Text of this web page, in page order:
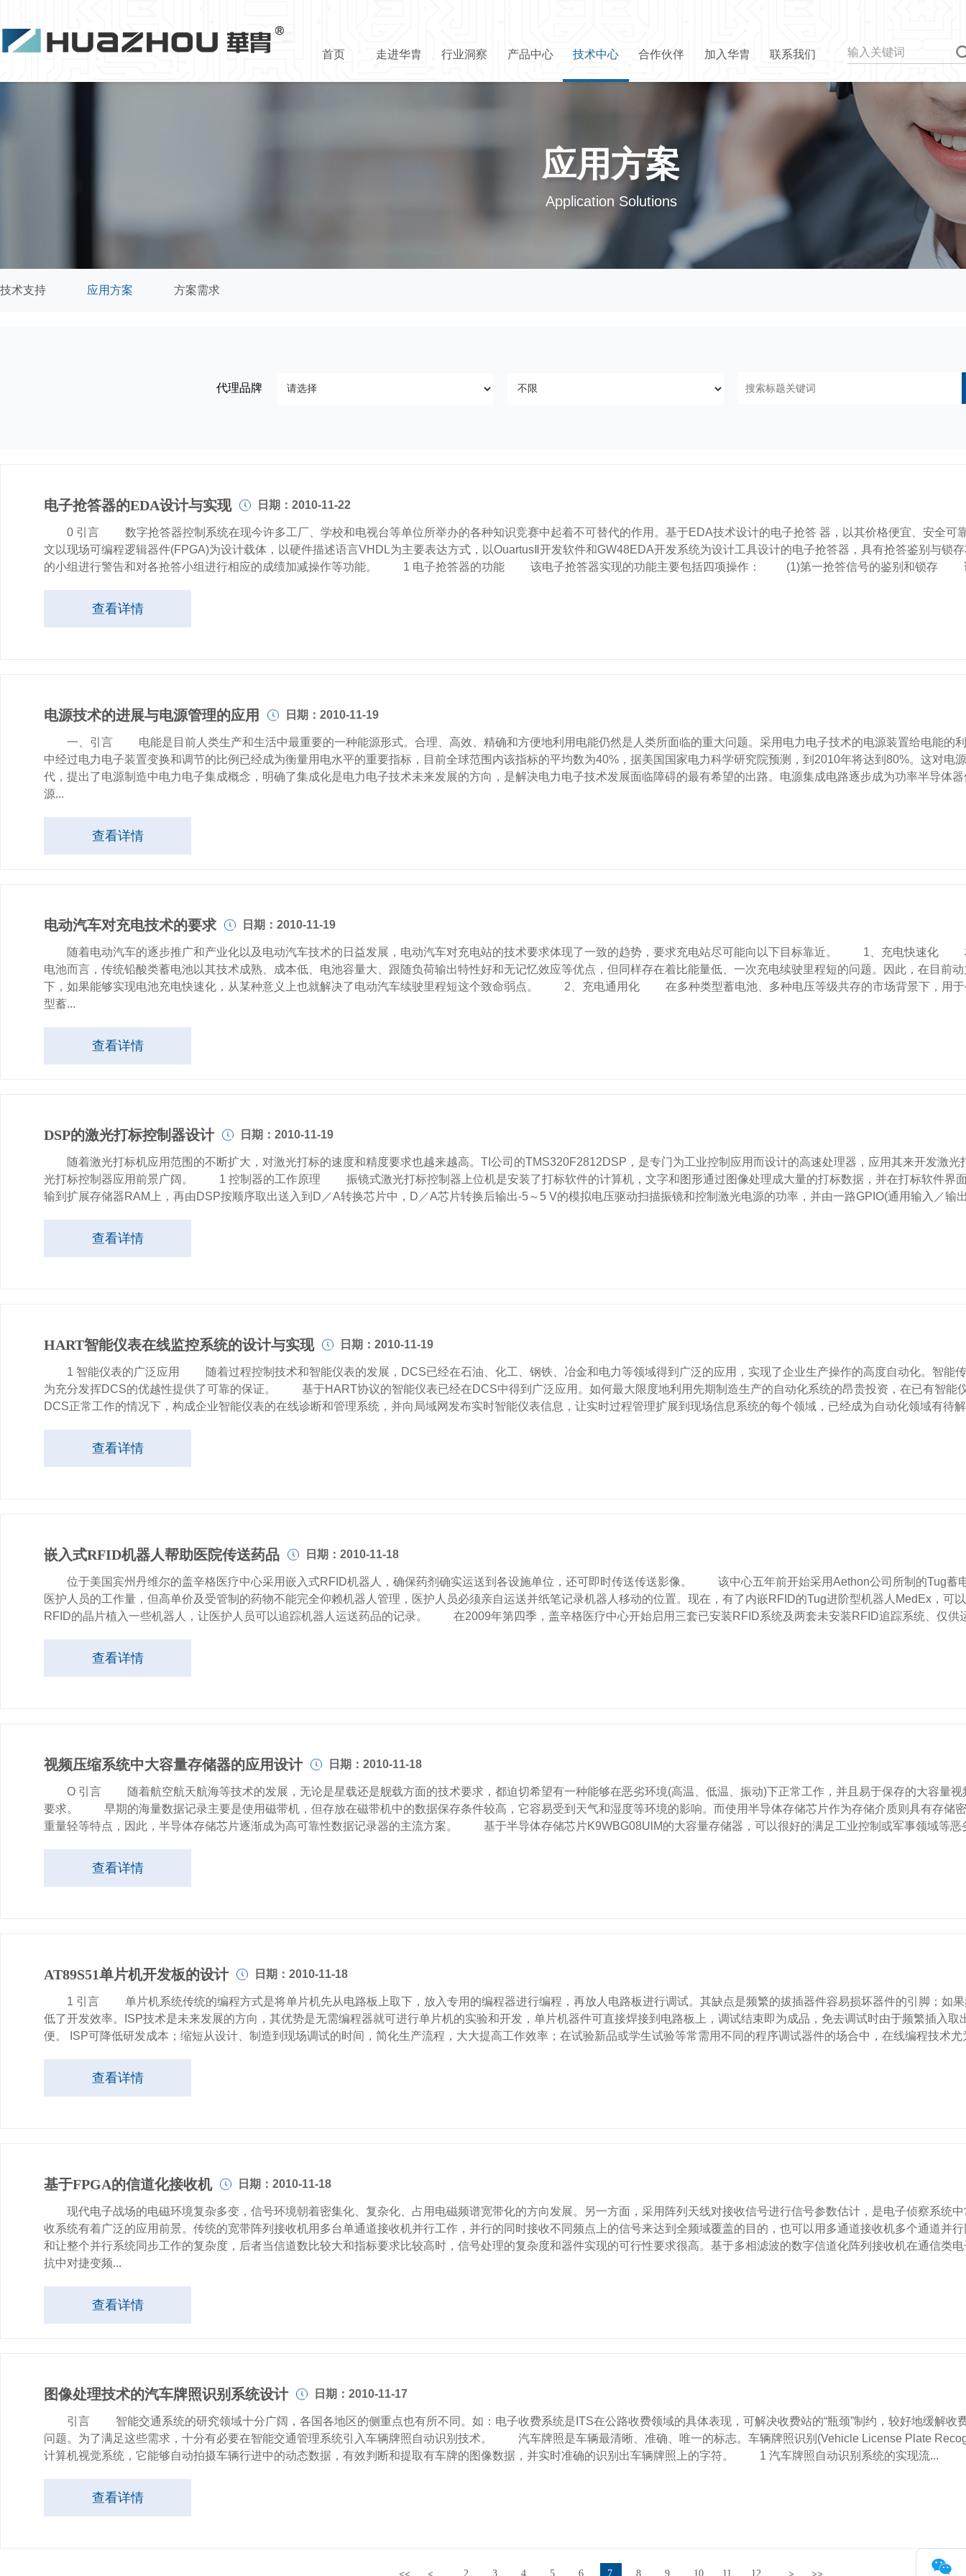
首页 走进华胄 行业洞察 产品中心 技术中心 合作伙伴 加入华胄 联系我们
应用方案
Application Solutions
技术支持 应用方案 方案需求
代理品牌
电子抢答器的EDA设计与实现 日期：2010-11-22
0 引言 数字抢答器控制系统在现今许多工厂、学校和电视台等单位所举办的各种知识竞赛中起着不可替代的作用。基于EDA技术设计的电子抢答 器，以其价格便宜、安全可
文以现场可编程逻辑器件(FPGA)为设计载体，以硬件描述语言VHDL为主要表达方式，以OuartusⅡ开发软件和GW48EDA开发系统为设计工具设计的电子抢答器，具有抢答鉴别与锁
的小组进行警告和对各抢答小组进行相应的成绩加减操作等功能。 1 电子抢答器的功能 该电子抢答器实现的功能主要包括四项操作： (1)第一抢答信号的鉴别和锁存
查看详情
电源技术的进展与电源管理的应用 日期：2010-11-19
一、引言 电能是目前人类生产和生活中最重要的一种能源形式。合理、高效、精确和方便地利用电能仍然是人类所面临的重大问题。采用电力电子技术的电源装置给电能的
中经过电力电子装置变换和调节的比例已经成为衡量用电水平的重要指标，目前全球范围内该指标的平均数为40%，据美国国家电力科学研究院预测，到2010年将达到80%。这
代，提出了电源制造中电力电子集成概念，明确了集成化是电力电子技术未来发展的方向，是解决电力电子技术发展面临障碍的最有希望的出路。电源集成电路逐步成为功率半导体
源...
查看详情
电动汽车对充电技术的要求 日期：2010-11-19
随着电动汽车的逐步推广和产业化以及电动汽车技术的日益发展，电动汽车对充电站的技术要求体现了一致的趋势，要求充电站尽可能向以下目标靠近。 1、充电快速化
电池而言，传统铅酸类蓄电池以其技术成熟、成本低、电池容量大、跟随负荷输出特性好和无记忆效应等优点，但同样存在着比能量低、一次充电续驶里程短的问题。因此，在目前
下，如果能够实现电池充电快速化，从某种意义上也就解决了电动汽车续驶里程短这个致命弱点。 2、充电通用化 在多种类型蓄电池、多种电压等级共存的市场背景下，用于
型蓄...
查看详情
DSP的激光打标控制器设计 日期：2010-11-19
随着激光打标机应用范围的不断扩大，对激光打标的速度和精度要求也越来越高。TI公司的TMS320F2812DSP，是专门为工业控制应用而设计的高速处理器，应用其来开发激光
光打标控制器应用前景广阔。 1 控制器的工作原理 振镜式激光打标控制器上位机是安装了打标软件的计算机，文字和图形通过图像处理成大量的打标数据，并在打标软件界
输到扩展存储器RAM上，再由DSP按顺序取出送入到D／A转换芯片中，D／A芯片转换后输出-5～5 V的模拟电压驱动扫描振镜和控制激光电源的功率，并由一路GPIO(通用输入／输
查看详情
HART智能仪表在线监控系统的设计与实现 日期：2010-11-19
1 智能仪表的广泛应用 随着过程控制技术和智能仪表的发展，DCS已经在石油、化工、钢铁、冶金和电力等领域得到广泛的应用，实现了企业生产操作的高度自动化。智能
为充分发挥DCS的优越性提供了可靠的保证。 基于HART协议的智能仪表已经在DCS中得到广泛应用。如何最大限度地利用先期制造生产的自动化系统的昂贵投资，在已有智能
DCS正常工作的情况下，构成企业智能仪表的在线诊断和管理系统，并向局域网发布实时智能仪表信息，让实时过程管理扩展到现场信息系统的每个领域，已经成为自动化领域有待
查看详情
嵌入式RFID机器人帮助医院传送药品 日期：2010-11-18
位于美国宾州丹维尔的盖辛格医疗中心采用嵌入式RFID机器人，确保药剂确实运送到各设施单位，还可即时传送传送影像。 该中心五年前开始采用Aethon公司所制的Tug蓄
医护人员的工作量，但高单价及受管制的药物不能完全仰赖机器人管理，医护人员必须亲自运送并纸笔记录机器人移动的位置。现在，有了内嵌RFID的Tug进阶型机器人MedEx，可
RFID的晶片植入一些机器人，让医护人员可以追踪机器人运送药品的记录。 在2009年第四季，盖辛格医疗中心开始启用三套已安装RFID系统及两套未安装RFID追踪系统、仅供
查看详情
视频压缩系统中大容量存储器的应用设计 日期：2010-11-18
O 引言 随着航空航天航海等技术的发展，无论是星载还是舰载方面的技术要求，都迫切希望有一种能够在恶劣环境(高温、低温、振动)下正常工作，并且易于保存的大容量视
要求。 早期的海量数据记录主要是使用磁带机，但存放在磁带机中的数据保存条件较高，它容易受到天气和湿度等环境的影响。而使用半导体存储芯片作为存储介质则具有存储
重量轻等特点，因此，半导体存储芯片逐渐成为高可靠性数据记录器的主流方案。 基于半导体存储芯片K9WBG08UlM的大容量存储器，可以很好的满足工业控制或军事领域
查看详情
AT89S51单片机开发板的设计 日期：2010-11-18
1 引言 单片机系统传统的编程方式是将单片机先从电路板上取下，放入专用的编程器进行编程，再放人电路板进行调试。其缺点是频繁的拔插器件容易损坏器件的引脚；如果
低了开发效率。ISP技术是未来发展的方向，其优势是无需编程器就可进行单片机的实验和开发，单片机器件可直接焊接到电路板上，调试结束即为成品，免去调试时由于频繁插入
便。 ISP可降低研发成本；缩短从设计、制造到现场调试的时间，简化生产流程，大大提高工作效率；在试验新品或学生试验等常需用不同的程序调试器件的场合中，在线编程技
查看详情
基于FPGA的信道化接收机 日期：2010-11-18
现代电子战场的电磁环境复杂多变，信号环境朝着密集化、复杂化、占用电磁频谱宽带化的方向发展。另一方面，采用阵列天线对接收信号进行信号参数估计，是电子侦察系统
收系统有着广泛的应用前景。传统的宽带阵列接收机用多台单通道接收机并行工作，并行的同时接收不同频点上的信号来达到全频域覆盖的目的，也可以用多通道接收机多个通道并
和让整个并行系统同步工作的复杂度，后者当信道数比较大和指标要求比较高时，信号处理的复杂度和器件实现的可行性要求很高。基于多相滤波的数字信道化阵列接收机在通信类
抗中对捷变频...
查看详情
图像处理技术的汽车牌照识别系统设计 日期：2010-11-17
引言 智能交通系统的研究领域十分广阔，各国各地区的侧重点也有所不同。如：电子收费系统是ITS在公路收费领域的具体表现，可解决收费站的“瓶颈”制约，较好地缓解收
问题。为了满足这些需求，十分有必要在智能交通管理系统引入车辆牌照自动识别技术。 汽车牌照是车辆最清晰、准确、唯一的标志。车辆牌照识别(Vehicle License Plate
计算机视觉系统，它能够自动拍摄车辆行进中的动态数据，有效判断和提取有车牌的图像数据，并实时准确的识别出车辆牌照上的字符。 1 汽车牌照自动识别系统的实现流...
查看详情
2 3 4 5 6 7 8 9 10 11 12